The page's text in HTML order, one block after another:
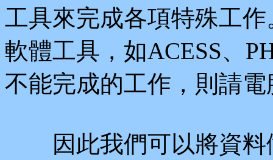
工具來完成各項特殊工
軟體工具，如ACESS、
不能完成的工作，則請
因此我們可以將資料